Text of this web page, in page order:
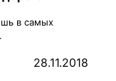
в самых
28.11.2018